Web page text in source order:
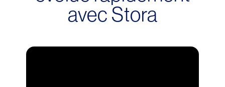
avec Stora